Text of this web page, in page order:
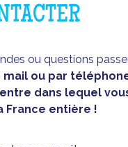
ou questions
ou par
dans lequel
France entière !